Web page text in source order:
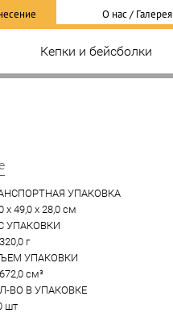
О нас / Галерея
Кепки и бейсболки
УПАКОВКА
x 49,0 x 28,0 см
УПАКОВКИ
г
УПАКОВКИ
см³
ВО В УПАКОВКЕ
шт